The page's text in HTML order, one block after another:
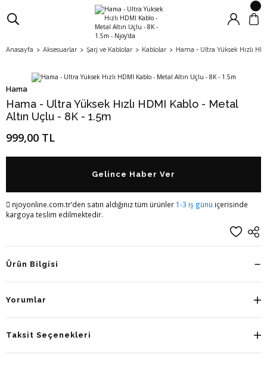
Anasayfa Aksesuarlar Şarj ve Kablolar Kablolar Hama - Ultra Yüksek Hızlı
Hama
Hama - Ultra Yüksek Hızlı HDMI Kablo - Metal
Altın Uçlu - 8K - 1.5m
999,00 TL
Gelince Haber Ver
njoyonline.com.tr’den satın aldığınız tüm ürünler 1-3 iş günü içerisinde
kargoya teslim edilmektedir.
Ürün Bilgisi
Yorumlar
Taksit Seçenekleri